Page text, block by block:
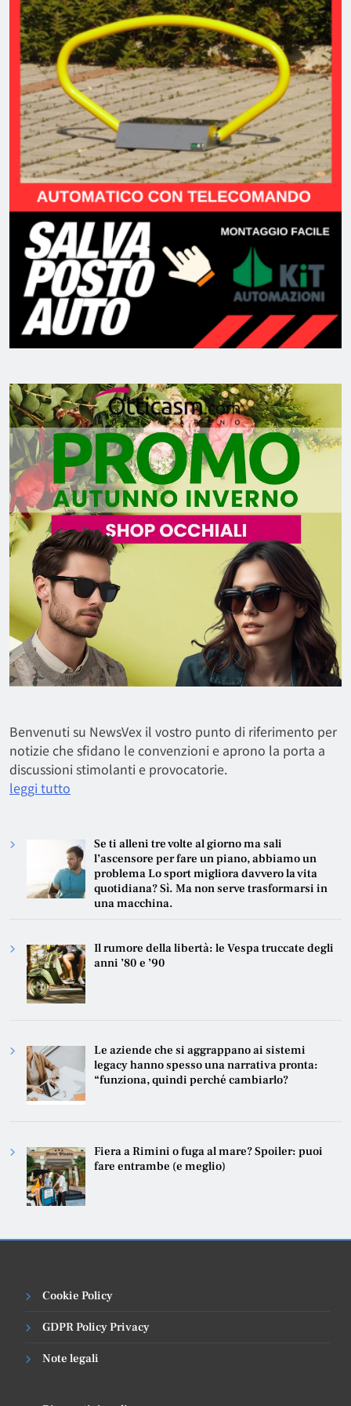
Benvenuti su NewsVex il vostro punto di riferimento per
notizie che sfidano le convenzioni e aprono la porta a
discussioni stimolanti e provocatorie.
leggi tutto
Se ti alleni tre volte al giorno ma sali
l’ascensore per fare un piano, abbiamo un
problema Lo sport migliora davvero la vita
quotidiana? Sì. Ma non serve trasformarsi in
una macchina.
Il rumore della libertà: le Vespa truccate degli
anni ’80 e ’90
Le aziende che si aggrappano ai sistemi
legacy hanno spesso una narrativa pronta:
“funziona, quindi perché cambiarlo?
Fiera a Rimini o fuga al mare? Spoiler: puoi
fare entrambe (e meglio)
Cookie Policy
GDPR Policy Privacy
Note legali